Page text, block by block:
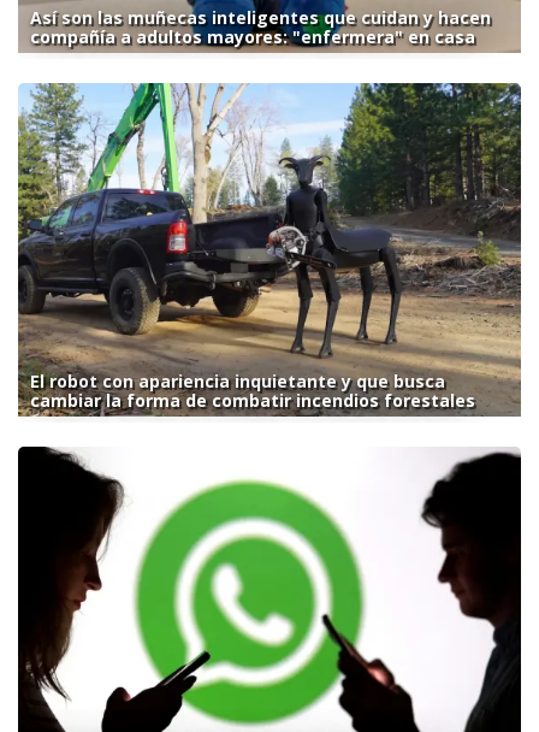
Así son las muñecas inteligentes que cuidan y hacen
compañía a adultos mayores: "enfermera" en casa
El robot con apariencia inquietante y que busca
cambiar la forma de combatir incendios forestales